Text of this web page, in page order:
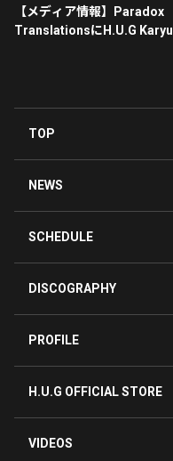
【メディア情報】Paradox
TranslationsにH.U.G Karyu
TOP
NEWS
SCHEDULE
DISCOGRAPHY
PROFILE
H.U.G OFFICIAL STORE
VIDEOS